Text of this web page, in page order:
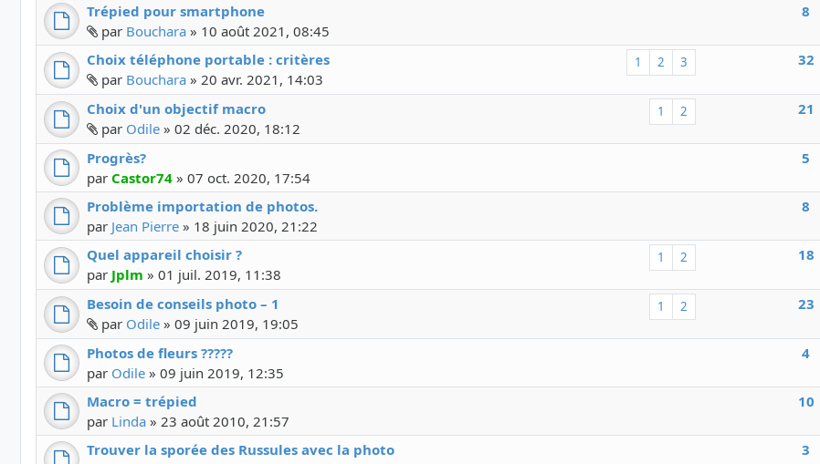
Trépied pour smartphone
Fichier(s) joint(s)
par Bouchara » 10 août 2021, 08:45
8
1 2 3
Choix téléphone portable : critères
Fichier(s) joint(s)
par Bouchara » 20 avr. 2021, 14:03
32
1 2
Choix d'un objectif macro
Fichier(s) joint(s)
par Odile » 02 déc. 2020, 18:12
21
Progrès?
par Castor74 » 07 oct. 2020, 17:54
5
Problème importation de photos.
par Jean Pierre » 18 juin 2020, 21:22
8
1 2
Quel appareil choisir ?
par Jplm » 01 juil. 2019, 11:38
18
1 2
Besoin de conseils photo – 1
Fichier(s) joint(s)
par Odile » 09 juin 2019, 19:05
23
Photos de fleurs ?????
par Odile » 09 juin 2019, 12:35
4
Macro = trépied
par Linda » 23 août 2010, 21:57
10
Trouver la sporée des Russules avec la photo
3